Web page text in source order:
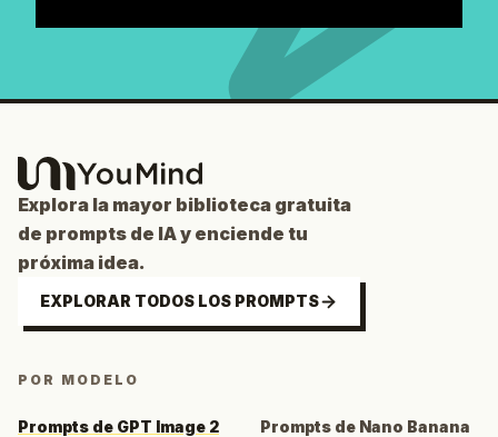
Explora la mayor biblioteca gratuita
de prompts de IA y enciende tu
próxima idea.
EXPLORAR TODOS LOS PROMPTS
POR MODELO
Prompts de GPT Image 2
Prompts de Nano Banana